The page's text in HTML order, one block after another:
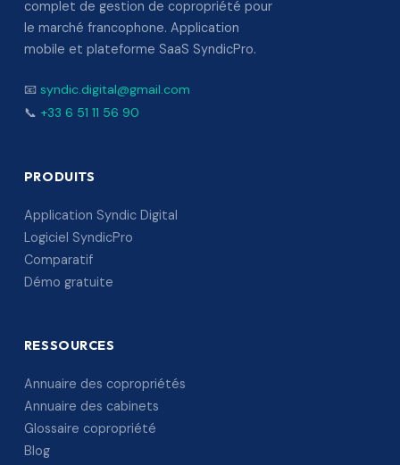
complet de gestion de copropriété pour
le marché francophone. Application
mobile et plateforme SaaS SyndicPro.
📧 syndic.digital@gmail.com
📞 +33 6 51 11 56 90
PRODUITS
Application Syndic Digital
Logiciel SyndicPro
Comparatif
Démo gratuite
RESSOURCES
Annuaire des copropriétés
Annuaire des cabinets
Glossaire copropriété
Blog